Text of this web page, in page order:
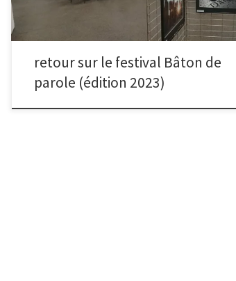
retour sur le festival Bâton de
parole (édition 2023)